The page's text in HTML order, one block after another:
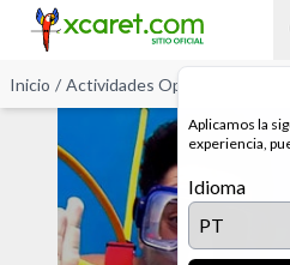
Aplicamos la
experiencia,
Idioma
Inicio / Actividades Opcionais